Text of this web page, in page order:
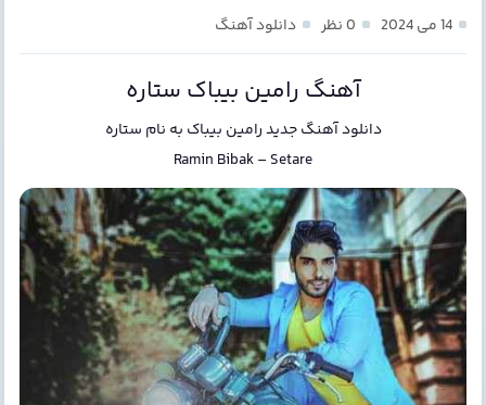
14 می 2024 0 نظر دانلود آهنگ
آهنگ رامین بیباک ستاره
دانلود آهنگ جدیدرامین بیباک به نام ستاره
Ramin Bibak–Setare